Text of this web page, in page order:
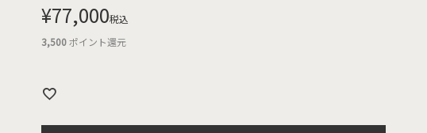
¥77,000税込
3,500ポイント還元